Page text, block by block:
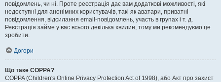
повідомлень, чи ні. Проте реєстрація дає вам додаткові можливості, які
недоступні для анонімних користувачів, такі як аватари, приватні
повідомлення, відсилання email-повідомлень, участь в групах і т. д.
Реєстрація займе у вас всього декілька хвилин, тому ми рекомендуємо це
зробити.
Догори
Що таке COPPA?
COPPA (Children's Online Privacy Protection Act of 1998), або Акт про захист